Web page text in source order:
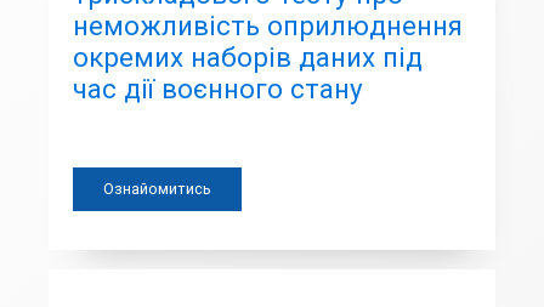
неможливість оприлюднення
окремих наборів даних під
час дії воєнного стану
Ознайомитись